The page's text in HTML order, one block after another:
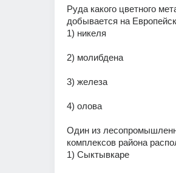
Руда какого цветного
добывается на
1) никеля
2) молибдена
3) железа
4) олова
Один из
комплексов района
1) Сыктывкаре